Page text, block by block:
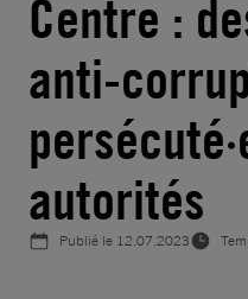
Centre :
anti-
autorités
Publié le 12.07.2023